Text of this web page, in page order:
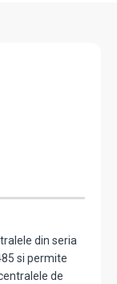
din seria
si permite
de